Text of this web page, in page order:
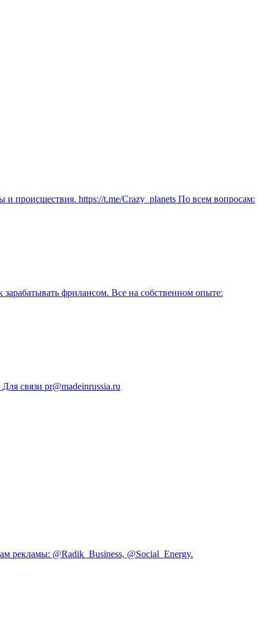
происшествия. https://t.me/Crazy_planets По всем вопросам:
фрилансом. Все на собственном опыте:
связи pr@madeinrussia.ru
рекламы: @Radik_Business, @Social_Energy.